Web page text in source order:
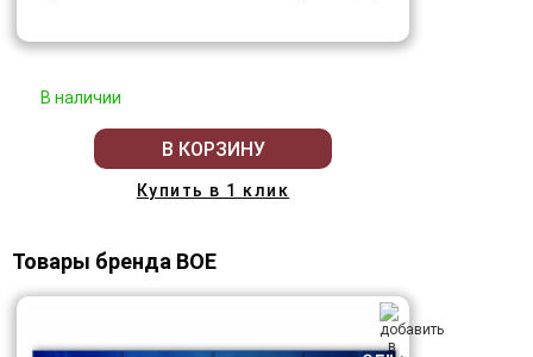
В наличии
В КОРЗИНУ
Купить в 1 клик
Товары бренда BOE